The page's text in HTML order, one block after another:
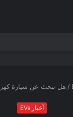
/ هل تبحث عن سيارة
أخبار EVs